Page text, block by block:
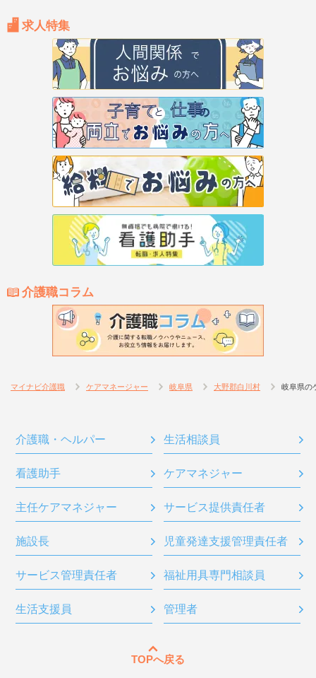
求人特集
介護職コラム
マイナビ介護職 ケアマネージャー 岐阜県 大野郡白川村 岐阜県の
介護職・ヘルパー 生活相談員
看護助手 ケアマネジャー
主任ケアマネジャー サービス提供責任者
施設長 児童発達支援管理責任者
サービス管理責任者 福祉用具専門相談員
生活支援員 管理者
TOPへ戻る